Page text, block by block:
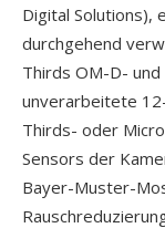
Digital Solutions),
durchgehend
Thirds OM-D-
unverarbeitete
Thirds- oder
Sensors der
Bayer-Muster-